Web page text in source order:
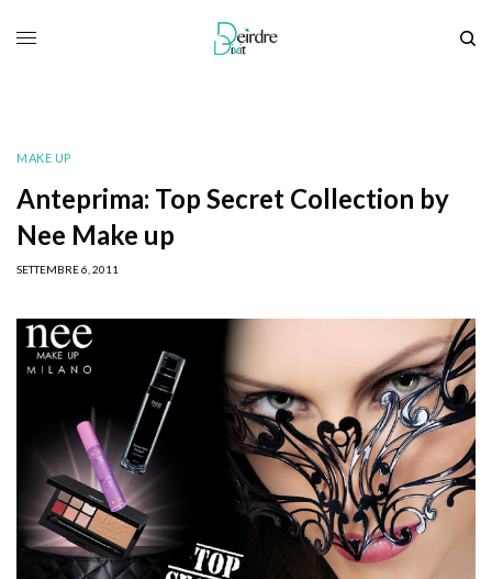
MAKE UP
Anteprima: Top Secret Collection by
Nee Make up
SETTEMBRE 6, 2011